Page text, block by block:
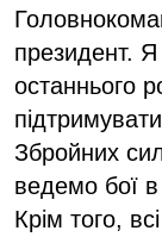
президент.
останнього
Збройних
ведемо бої в
Крім того,